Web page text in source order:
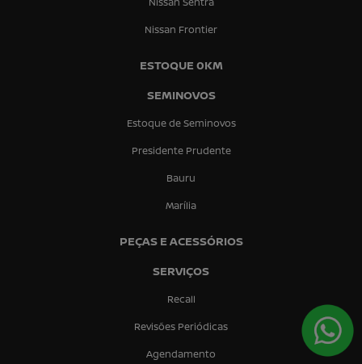
Nissan Frontier
ESTOQUE 0KM
SEMINOVOS
Estoque de Seminovos
Presidente Prudente
Bauru
Marília
PEÇAS E ACESSÓRIOS
SERVIÇOS
Recall
Revisões Periódicas
Agendamento